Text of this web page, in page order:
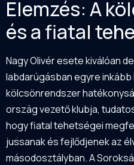
Elemzés: A
és a fiatal
Nagy Olivér esete kiválóan
labdarúgásban egyre
kölcsönrendszer
ország vezető klubja,
hogy fiatal tehetségei
jussanak és fejlődjenek az
másodosztályban. A